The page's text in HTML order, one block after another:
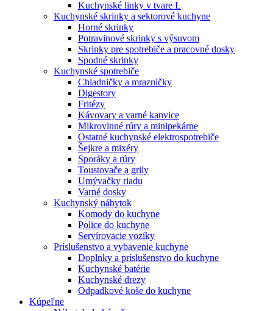
Kuchynské linky v tvare L
Kuchynské skrinky a sektorové kuchyne
Horné skrinky
Potravinové skrinky s výsuvom
Skrinky pre spotrebiče a pracovné dosky
Spodné skrinky
Kuchynské spotrebiče
Chladničky a mrazničky
Digestory
Fritézy
Kávovary a varné kanvice
Mikrovlnné rúry a minipekárne
Ostatné kuchynské elektrospotrebiče
Šejkre a mixéry
Sporáky a rúry
Toustovače a grily
Umývačky riadu
Varné dosky
Kuchynský nábytok
Komody do kuchyne
Police do kuchyne
Servírovacie vozíky
Príslušenstvo a vybavenie kuchyne
Doplnky a príslušenstvo do kuchyne
Kuchynské batérie
Kuchynské drezy
Odpadkové koše do kuchyne
Kúpeľne